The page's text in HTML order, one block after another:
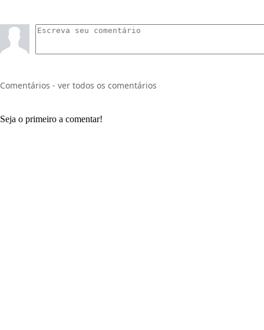
Comentários - ver todos os comentários
Seja o primeiro a comentar!